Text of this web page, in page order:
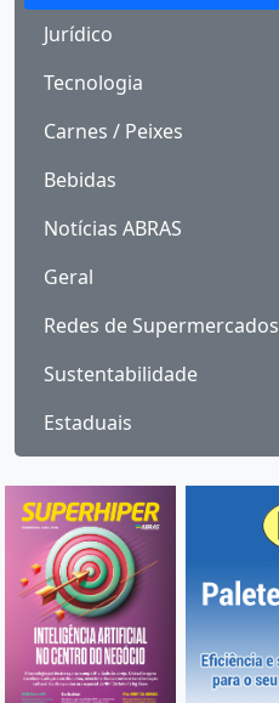
Jurídico
Tecnologia
Carnes / Peixes
Bebidas
Notícias ABRAS
Geral
Redes de Supermercados
Sustentabilidade
Estaduais